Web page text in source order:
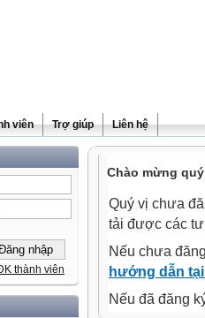
viên Trợ giúp Liên hệ
thành viên
Chào mừng
Quý vị chưa
tải được các
Nếu chưa
hướng dẫn
Nếu đã đăng